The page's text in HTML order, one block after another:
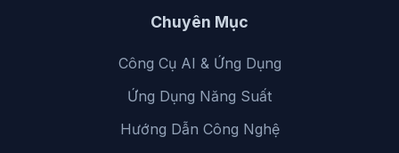
Chuyên Mục
Công Cụ AI & Ứng Dụng
Ứng Dụng Năng Suất
Hướng Dẫn Công Nghệ